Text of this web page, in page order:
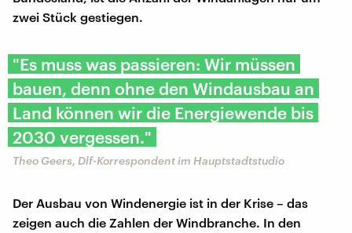
zwei Stück gestiegen.
"Es muss was passieren: Wir müssen
bauen, denn ohne den Windausbau an
Land können wir die Energiewende bis
2030 vergessen."
Theo Geers, Dlf-Korrespondent im Hauptstadtstudio
Der Ausbau von Windenergie ist in der Krise – das
zeigen auch die Zahlen der Windbranche. In den